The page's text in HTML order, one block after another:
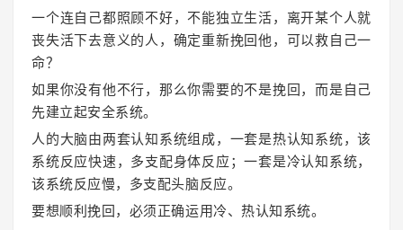
一个连自己都照顾不好，不能独立生活，离开某个人就
丧失活下去意义的人，确定重新挽回他，可以救自己一
命？
如果你没有他不行，那么你需要的不是挽回，而是自己
先建立起安全系统。
人的大脑由两套认知系统组成，一套是热认知系统，该
系统反应快速，多支配身体反应；一套是冷认知系统，
该系统反应慢，多支配头脑反应。
要想顺利挽回，必须正确运用冷、热认知系统。